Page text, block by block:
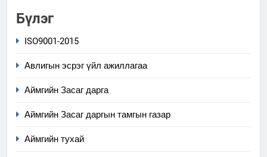
Бүлэг
ISO9001-2015
Авлигын эсрэг үйл ажиллагаа
Аймгийн Засаг дарга
Аймгийн Засаг даргын тамгын газар
Аймгийн тухай